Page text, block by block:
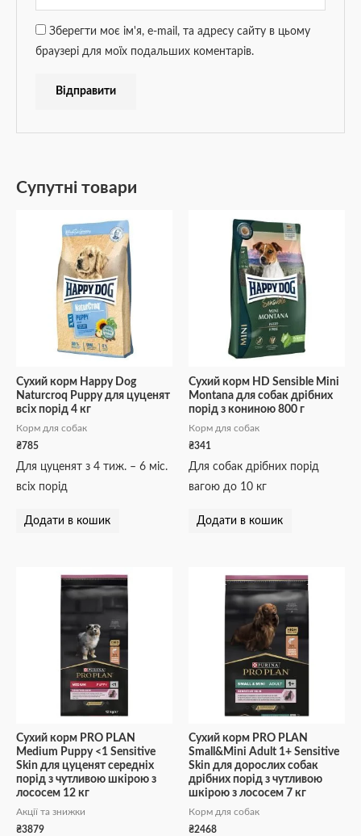
Зберегти моє ім'я, e-mail, та адресу сайту в цьому
браузері для моїх подальших коментарів.
Супутні товари
Сухий корм Happy Dog
Naturcroq Puppy для цуценят
всіх порід 4 кг
Корм для собак
₴785
Для цуценят з 4 тиж. – 6 міс.
всіх порід
Додати в кошик
Сухий корм HD Sensible Mini
Montana для собак дрібних
порід з кониною 800 г
Корм для собак
₴341
Для собак дрібних порід
вагою до 10 кг
Додати в кошик
Сухий корм PRO PLAN
Medium Puppy <1 Sensitive
Skin для цуценят середніх
порід з чутливою шкірою з
лососем 12 кг
Акції та знижки
₴3879
Сухий корм PRO PLAN
Small&Mini Adult 1+ Sensitive
Skin для дорослих собак
дрібних порід з чутливою
шкірою з лососем 7 кг
Корм для собак
₴2468